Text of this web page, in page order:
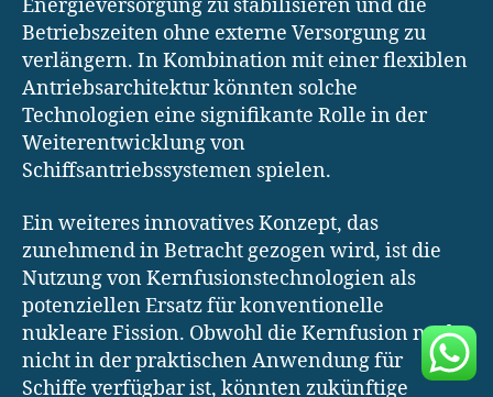
Energieversorgung zu stabilisieren und die
Betriebszeiten ohne externe Versorgung zu
verlängern. In Kombination mit einer flexiblen
Antriebsarchitektur könnten solche
Technologien eine signifikante Rolle in der
Weiterentwicklung von
Schiffsantriebssystemen spielen.
Ein weiteres innovatives Konzept, das
zunehmend in Betracht gezogen wird, ist die
Nutzung von Kernfusionstechnologien als
potenziellen Ersatz für konventionelle
nukleare Fission. Obwohl die Kernfusion noch
nicht in der praktischen Anwendung für
Schiffe verfügbar ist, könnten zukünftige